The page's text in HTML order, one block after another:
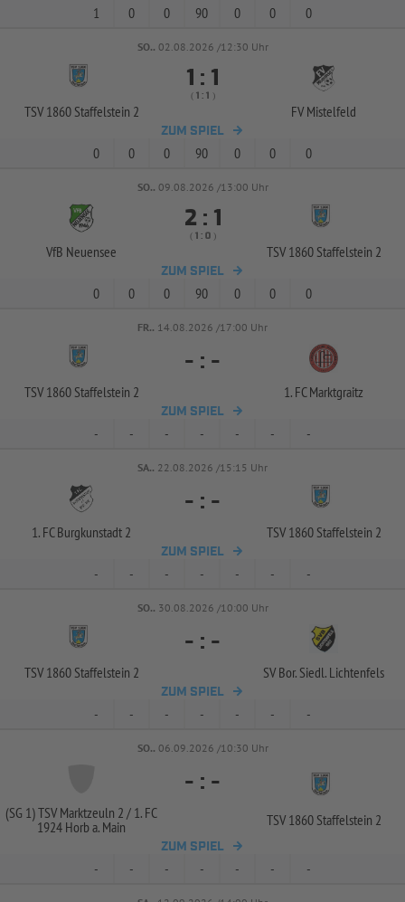
1 0 0 90 0 0 0
SO.. 02.08.2026 /12:30 Uhr
TSV 1860 Staffelstein 2
 : 
(  :  )
FV Mistelfeld
ZUM SPIEL
0 0 0 90 0 0 0
SO.. 09.08.2026 /13:00 Uhr
VfB Neuensee
 : 
(  :  )
TSV 1860 Staffelstein 2
ZUM SPIEL
0 0 0 90 0 0 0
FR.. 14.08.2026 /17:00 Uhr
TSV 1860 Staffelstein 2
- : -
1. FC Marktgraitz
ZUM SPIEL
- - - - - - -
SA.. 22.08.2026 /15:15 Uhr
1. FC Burgkunstadt 2
- : -
TSV 1860 Staffelstein 2
ZUM SPIEL
- - - - - - -
SO.. 30.08.2026 /10:00 Uhr
TSV 1860 Staffelstein 2
- : -
SV Bor. Siedl. Lichtenfels
ZUM SPIEL
- - - - - - -
SO.. 06.09.2026 /10:30 Uhr
(SG 1) TSV Marktzeuln 2 / 1. FC
1924 Horb a. Main
- : -
TSV 1860 Staffelstein 2
ZUM SPIEL
- - - - - - -